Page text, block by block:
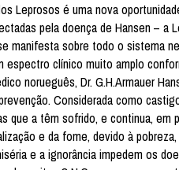
Leprosos é uma nova
pela doença de Hansen – a
manifesta sobre todo o sistema
espectro clínico muito amplo
norueguês, Dr. G.H.Armauer
Considerada como
que a têm sofrido, e continua,
e da fome, devido à
e a ignorância impedem os